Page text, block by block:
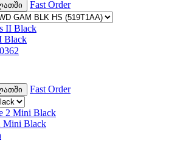
Fast Order
Black
Fast Order
Mini Black